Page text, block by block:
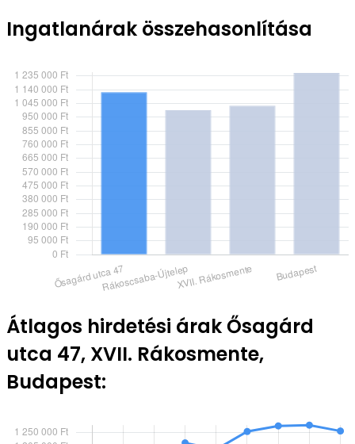
Ingatlanárak összehasonlítása
Átlagos hirdetési árak Ősagárd
utca 47, XVII. Rákosmente,
Budapest: